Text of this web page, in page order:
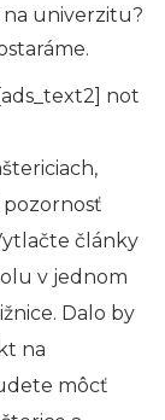
na univerzitu?
not
články
v jednom
Dalo by
na
môcť